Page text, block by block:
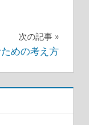
次の記事
めの考え方